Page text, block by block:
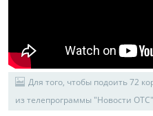
Для того, чтобы подоить 72
из телепрограммы "Новости ОТС"